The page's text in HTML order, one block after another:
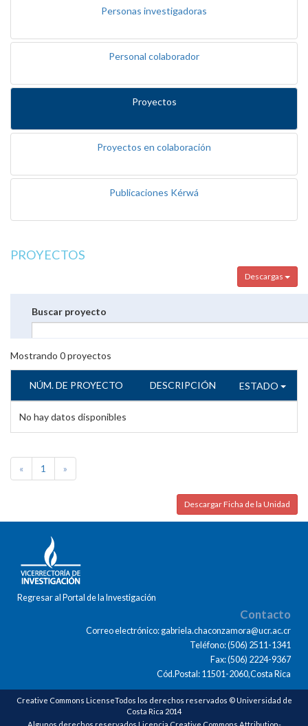
Personas investigadoras
Personal colaborador
Proyectos
Proyectos en colaboración
Publicaciones Kérwá
PROYECTOS
Descargas
Buscar proyecto
Mostrando 0proyectos
NÚM. DE PROYECTO DESCRIPCIÓN ESTADO
No hay datos disponibles
« 1 »
Descargar Ficha de la Unidad
Regresar al Portal de la Investigación
Contacto
Correo electrónico: gabriela.chaconzamora@ucr.ac.cr
Teléfono: (506) 2511-1341
Fax: (506) 2224-9367
Cód.Postal: 11501-2060,Costa Rica
Creative Commons LicenseTodos los derechos reservados © Universidad de
Costa Rica 2014